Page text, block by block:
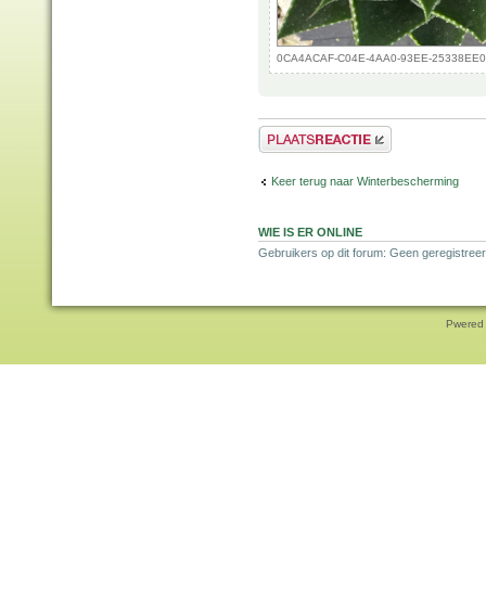
0CA4ACAF-C04E-4AA0-93EE-
Plaats een reactie
Keer terug naar Winterbescherming
WIE IS ER ONLINE
Gebruikers op dit forum: Geen